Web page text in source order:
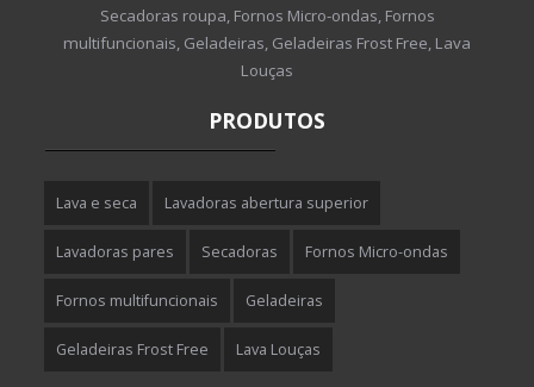
Secadoras roupa, Fornos Micro-ondas, Fornos
multifuncionais, Geladeiras, Geladeiras Frost Free, Lava
Louças
PRODUTOS
Lava e seca Lavadoras abertura superior
Lavadoras pares Secadoras Fornos Micro-ondas
Fornos multifuncionais Geladeiras
Geladeiras Frost Free Lava Louças